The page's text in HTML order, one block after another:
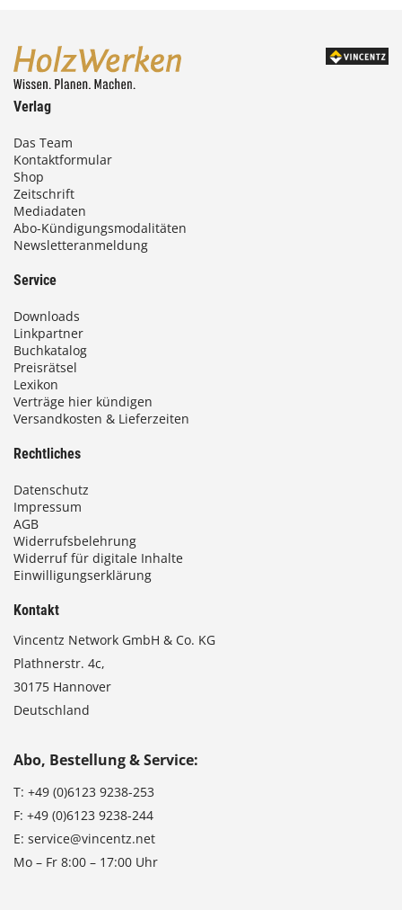
Verlag
Das Team
Kontaktformular
Shop
Zeitschrift
Mediadaten
Abo-Kündigungsmodalitäten
Newsletteranmeldung
Service
Downloads
Linkpartner
Buchkatalog
Preisrätsel
Lexikon
Verträge hier kündigen
Versandkosten & Lieferzeiten
Rechtliches
Datenschutz
Impressum
AGB
Widerrufsbelehrung
Widerruf für digitale Inhalte
Einwilligungserklärung
Kontakt
Vincentz Network GmbH & Co. KG
Plathnerstr. 4c,
30175 Hannover
Deutschland
Abo, Bestellung & Service:
T: +49 (0)6123 9238-253
F: +49 (0)6123 9238-244
E: service@vincentz.net
Mo – Fr 8:00 – 17:00 Uhr